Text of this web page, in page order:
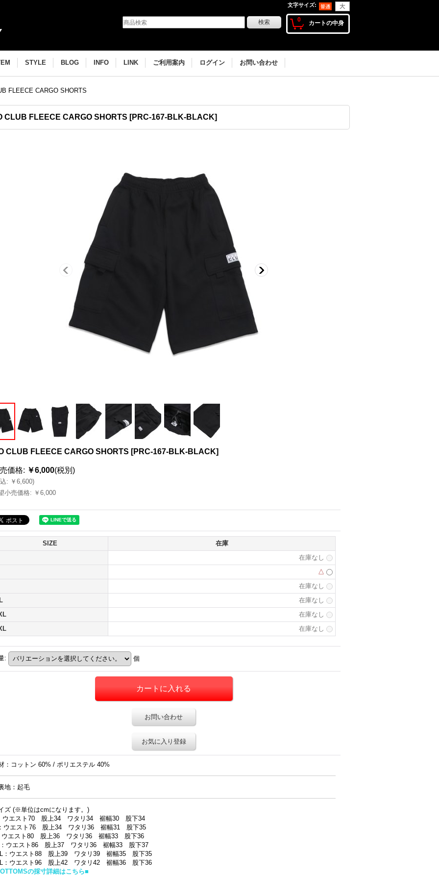
文字サイズ:
0 カートの中身
STYLE BLOG INFO LINK ご利用案内 ログイン お問い合わせ
FLEECE CARGO SHORTS
CLUB FLEECE CARGO SHORTS [PRC-167-BLK-BLACK]
CLUB FLEECE CARGO SHORTS [PRC-167-BLK-BLACK]
価格: ￥6,000(税別)
: ￥6,600)
小売価格: ￥6,000
SIZE
在庫
在庫なし
△
在庫なし
在庫なし
在庫なし
在庫なし
: 個
お問い合わせ
お気に入り登録
：コットン 60% / ポリエステル 40%
地：起毛
ズ (※単位はcmになります。)
ウエスト70 股上34 ワタリ34 裾幅30 股下34
ウエスト76 股上34 ワタリ36 裾幅31 股下35
ウエスト80 股上36 ワタリ36 裾幅33 股下36
ウエスト86 股上37 ワタリ36 裾幅33 股下37
：ウエスト88 股上39 ワタリ39 裾幅35 股下35
：ウエスト96 股上42 ワタリ42 裾幅36 股下36
の採寸詳細はこちら■